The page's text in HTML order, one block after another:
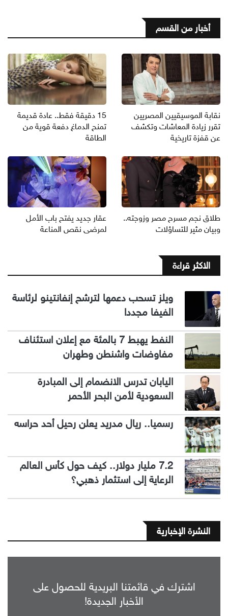
أخبار من القسم
نقابة الموسيقيين المصريين
تقرر زيادة المعاشات وتكشف
عن قفزة تاريخية
15 دقيقة فقط.. عادة قديمة
تمنح الدماغ دفعة قوية من
الطاقة
طلاق نجم مسرح مصر وزوجته..
وبيان مثير للتساؤلات
عقار جديد يفتح باب الأمل
لمرضى نقص المناعة
الاكثر قراءة
ويلز تسحب دعمها لترشح إنفانتينو لرئاسة
الفيفا مجددا
النفط يهبط 7 بالمئة مع إعلان استئناف
مفاوضات واشنطن وطهران
اليابان تدرس الانضمام إلى المبادرة
السعودية لأمن البحر الأحمر
رسميا.. ريال مدريد يعلن رحيل أحد حراسه
7.2 مليار دولار.. كيف حول كأس العالم
الرعاية إلى استثمار ذهبي؟
النشرة الإخبارية
اشترك في قائمتنا البريدية للحصول على
الأخبار الجديدة!